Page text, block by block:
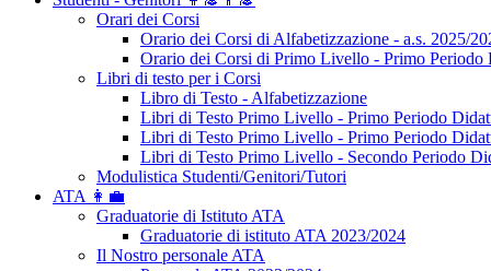
Orari dei Corsi
Orario dei Corsi di Alfabetizzazione - a.s. 2025/
Orario dei Corsi di Primo Livello - Primo Periodo
Libri di testo per i Corsi
Libro di Testo - Alfabetizzazione
Libri di Testo Primo Livello - Primo Periodo
Libri di Testo Primo Livello - Primo Periodo
Libri di Testo Primo Livello - Secondo Periodo
Modulistica Studenti/Genitori/Tutori
ATA 👩‍💼
Graduatorie di Istituto ATA
Graduatorie di istituto ATA 2023/2024
Il Nostro personale ATA